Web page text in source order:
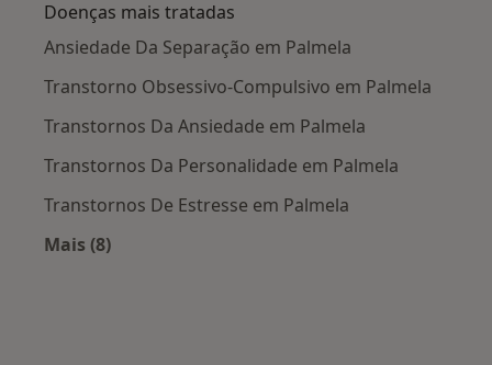
Doenças mais tratadas
Ansiedade Da Separação em Palmela
Transtorno Obsessivo-Compulsivo em Palmela
Transtornos Da Ansiedade em Palmela
Transtornos Da Personalidade em Palmela
Transtornos De Estresse em Palmela
Mais (8)